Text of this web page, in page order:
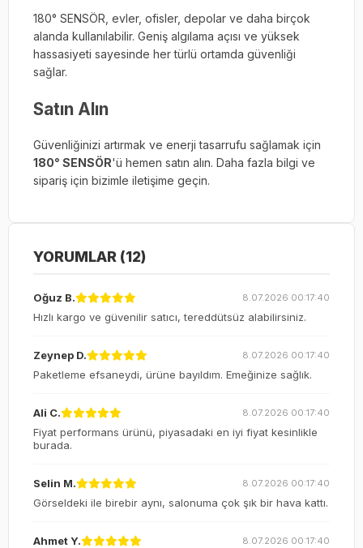
180° SENSÖR, evler, ofisler, depolar ve daha birçok
alanda kullanılabilir. Geniş algılama açısı ve yüksek
hassasiyeti sayesinde her türlü ortamda güvenliği
sağlar.
Satın Alın
Güvenliğinizi artırmak ve enerji tasarrufu sağlamak için
180° SENSÖR'ü hemen satın alın. Daha fazla bilgi ve
sipariş için bizimle iletişime geçin.
YORUMLAR (12)
Oğuz B. 8.07.2026 00:17:40
Hızlı kargo ve güvenilir satıcı, tereddütsüz alabilirsiniz.
Zeynep D. 8.07.2026 00:17:40
Paketleme efsaneydi, ürüne bayıldım. Emeğinize sağlık.
Ali C. 8.07.2026 00:17:40
Fiyat performans ürünü, piyasadaki en iyi fiyat kesinlikle
burada.
Selin M. 8.07.2026 00:17:40
Görseldeki ile birebir aynı, salonuma çok şık bir hava kattı.
Ahmet Y. 8.07.2026 00:17:40